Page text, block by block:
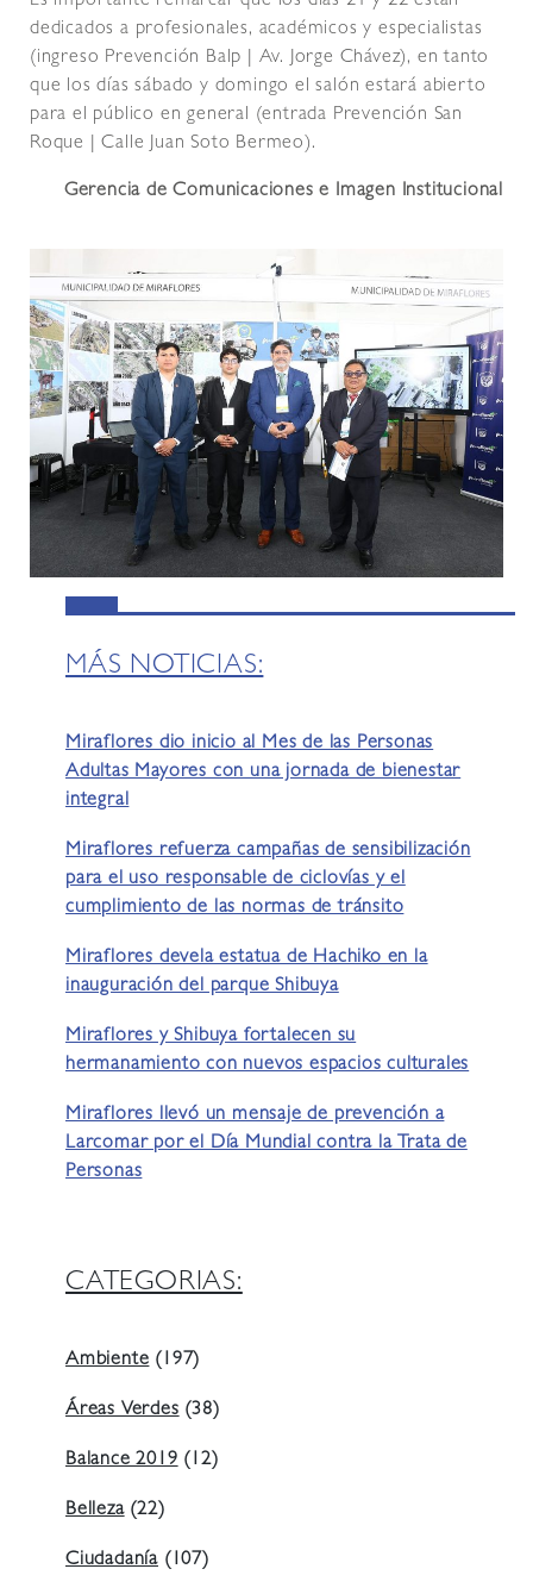
dedicados a profesionales, académicos y especialistas
(ingreso Prevención Balp | Av. Jorge Chávez), en tanto
que los días sábado y domingo el salón estará abierto
para el público en general (entrada Prevención San
Roque | Calle Juan Soto Bermeo).
Gerencia de Comunicaciones e Imagen Institucional
MÁS NOTICIAS:
Miraflores dio inicio al Mes de las Personas
Adultas Mayores con una jornada de bienestar
integral
Miraflores refuerza campañas de sensibilización
para el uso responsable de ciclovías y el
cumplimiento de las normas de tránsito
Miraflores devela estatua de Hachiko en la
inauguración del parque Shibuya
Miraflores y Shibuya fortalecen su
hermanamiento con nuevos espacios culturales
Miraflores llevó un mensaje de prevención a
Larcomar por el Día Mundial contra la Trata de
Personas
CATEGORIAS:
Ambiente (197)
Áreas Verdes (38)
Balance 2019 (12)
Belleza(22)
Ciudadanía (107)